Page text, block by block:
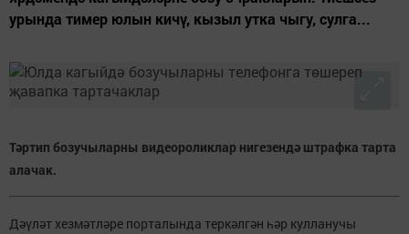
урында тимер юлын кичү, кызыл утка чыгу, сулга...
Тәртип бозучыларны видеороликлар нигезендә штрафка тарта
алачак.
Дәүләт хезмәтләре порталында теркәлгән һәр кулланучы